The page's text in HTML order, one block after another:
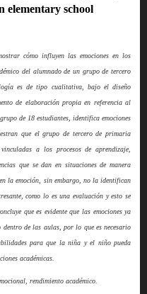
elementary school
cómo influyen las emociones en los
del alumnado de un grupo de tercero
es de tipo cualitativa, bajo el diseño
de elaboración propia en referencia al
de 18 estudiantes, identifica emociones
que el grupo de tercero de primaria
a los procesos de aprendizaje,
que se dan en situaciones de manera
la emoción, sin embargo, no la identifican
como lo es una evaluación y esto se
que es evidente que las emociones ya
de las aulas, por lo que es necesario
para que la niña y el niño pueda
académicas.
rendimiento académico.